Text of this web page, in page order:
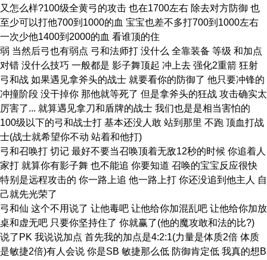
又怎么样?100级全黄弓的攻击 也在1700左右 除去对方防御 也
至少可以打他700到1000的血 宝宝也差不多打700到1000左右
一次少他1400到2000的血 看谁顶的住
弱 当然后弓也有弱点 弓和法师打 没什么 全靠装备 等级 和加点
对错 没什么技巧 一般都是 影子舞顶起 冲上去 强化2重箭 狂射
弓和战 如果遇见拿斧头的战士 就要看你的防御了 他只要冲锋的
冲撞阶段 没干掉你 那他就等死了 但是拿斧头的狂战 攻击确实太
厉害了... 就算遇见拿刀和盾牌的战士 我们也是是相当害怕的
100级以下的弓和战士打 基本还没人敢 站到那里 不跑 顶血打战
士(战士就希望你不动 站着和他打)
弓和召唤打 切记 最好不要当召唤顶着无敌12秒的时候 你追着人
家打 就算你有影子舞 也不能追 你要知道 召唤的宝宝反应很快
特别是远程攻击的 你一路上追 他一路上打 你还没追到他主人 自
己就先光荣了
弓和仙 这个不用说了 让他毒吧 让他给你加混乱吧 让他给你加放
桌和虚无吧 只要你坚持住了 你就赢了(他的魔攻敢和法的比?)
说了PK 我说说加点 首先我的加点是4:2:1(力量是体质2倍 体质
是敏捷2倍)有人会说 你是SB 敏捷那么低 防御肯定低 我真的想B